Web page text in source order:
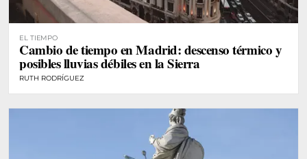
EL TIEMPO
Cambio de tiempo en Madrid: descenso térmico y
posibles lluvias débiles en la Sierra
RUTH RODRÍGUEZ